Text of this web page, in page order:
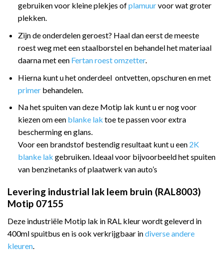
gebruiken voor kleine plekjes ofplamuurvoor wat groter
plekken.
Zijn de onderdelen geroest? Haal dan eerst de meeste
roest weg met een staalborstel en behandel het materiaal
daarna met een Fertan roest omzetter.
Hierna kunt u het onderdeel ontvetten, opschuren en met
primer behandelen.
Na het spuiten van deze Motip lak kunt u er nog voor
kiezen om een blanke lak toe te passen voor extra
bescherming en glans.
Voor een brandstof bestendig resultaat kunt u een 2K
blanke lak gebruiken. Ideaal voor bijvoorbeeld het spuiten
van benzinetanks of plaatwerk van auto’s
Levering industrial lak leem bruin (RAL8003)
Motip 07155
Deze industriële Motip lak in RAL kleur wordt geleverd in
400ml spuitbus en is ook verkrijgbaar indiverse andere
kleuren